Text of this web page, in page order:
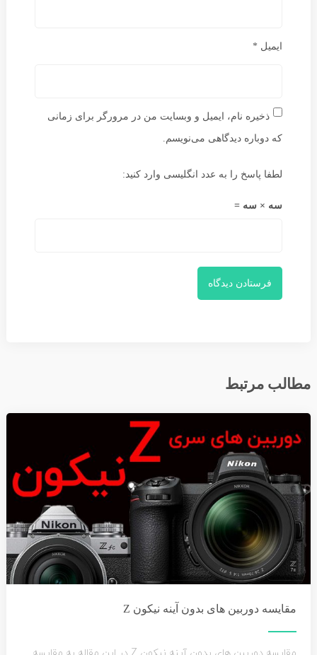
ایمیل *
ذخیره نام، ایمیل و وبسایت من در مرورگر برای زمانی
که دوباره دیدگاهی می‌نویسم.
لطفا پاسخ را به عدد انگلیسی وارد کنید:
سه × سه =
مطالب مرتبط
مقایسه دوربین های بدون آینه نیکون Z